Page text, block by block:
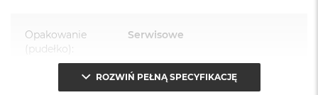
Opakowanie
(pudełko):
Serwisowe
ROZWIŃ PEŁNĄ SPECYFIKACJĘ